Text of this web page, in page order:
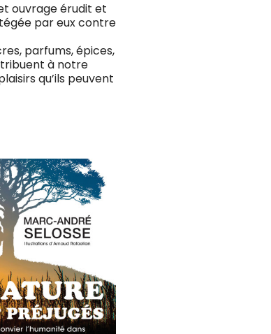
ouvrage érudit et
par eux contre
parfums, épices,
à notre
qu’ils peuvent